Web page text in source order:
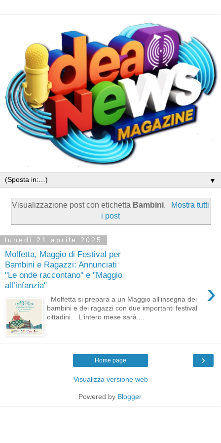
▼
Visualizzazione post con etichetta Bambini.
Mostra tutti
i post
lunedì 21 aprile 2025
Molfetta, Maggio di Festival per
Bambini e Ragazzi: Annunciati
"Le onde raccontano" e "Maggio
all’infanzia"
›
Molfetta si prepara a un Maggio all'insegna dei
bambini e dei ragazzi con due importanti festival
cittadini. L'intero mese sarà ...
›
Home page
Visualizza versione web
Powered by Blogger.